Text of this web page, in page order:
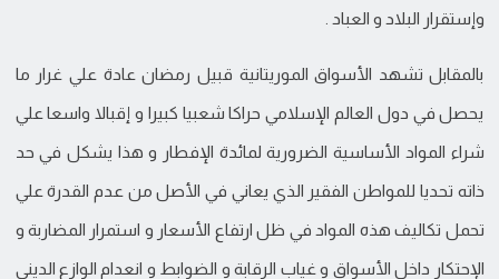
وإستقرار البلاد و العباد .
بالمقابل تشهد الأسواق الموريتانية قبيل رمضان عادة علي غرار ما
يحصل في دول العالم الإسلامي حراكا شعبيا كبيرا و إقبالا واسعا علي
شراء المواد الأساسية الضرورية لمائدة الإفطار و هذا يشكل في حد
ذاته تحديا للمواطن الفقير الذي يعاني في الأصل من عدم القدرة علي
تحمل تكاليف هذه المواد في ظل ارتفاع الأسعار و استمرار المضاربة و
الإحتكار داخل الأسواق و غياب الرقابة و الضوابط و انعدام الوازع الديني